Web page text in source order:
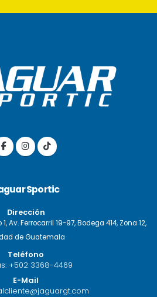
Sportic
Dirección
Av. Ferrocarril 19-97, Bodega 414, Zona 12,
de Guatemala
Teléfono
+502 3368-4469
E-Mail